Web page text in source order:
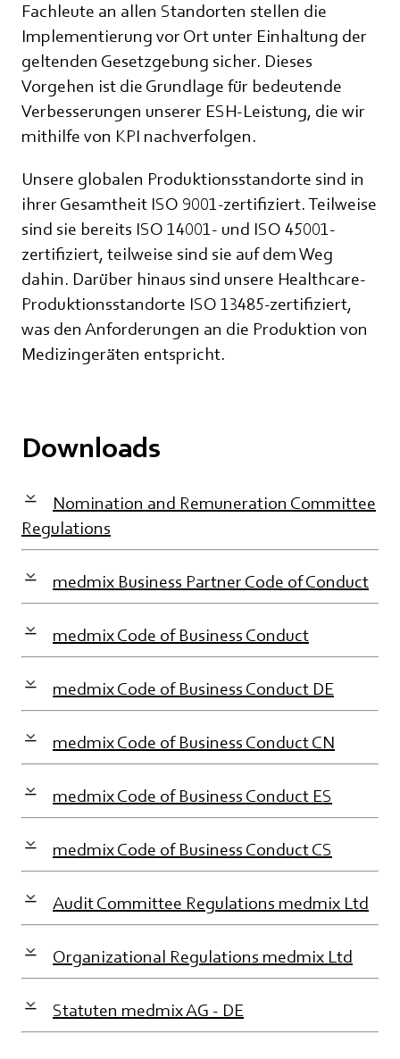
Fachleute an allen Standorten stellen die
Implementierung vor Ort unter Einhaltung der
geltenden Gesetzgebung sicher. Dieses
Vorgehen ist die Grundlage für bedeutende
Verbesserungen unserer ESH-Leistung, die wir
mithilfe von KPI nachverfolgen.
Unsere globalen Produktionsstandorte sind in
ihrer Gesamtheit ISO 9001-zertifiziert. Teilweise
sind sie bereits ISO 14001- und ISO 45001-
zertifiziert, teilweise sind sie auf dem Weg
dahin. Darüber hinaus sind unsere Healthcare-
Produktionsstandorte ISO 13485-zertifiziert,
was den Anforderungen an die Produktion von
Medizingeräten entspricht.
Downloads
Nomination and Remuneration Committee
Regulations
medmix Business Partner Code of Conduct
medmix Code of Business Conduct
medmix Code of Business Conduct DE
medmix Code of Business Conduct CN
medmix Code of Business Conduct ES
medmix Code of Business Conduct CS
Audit Committee Regulations medmix Ltd
Organizational Regulations medmix Ltd
Statuten medmix AG - DE